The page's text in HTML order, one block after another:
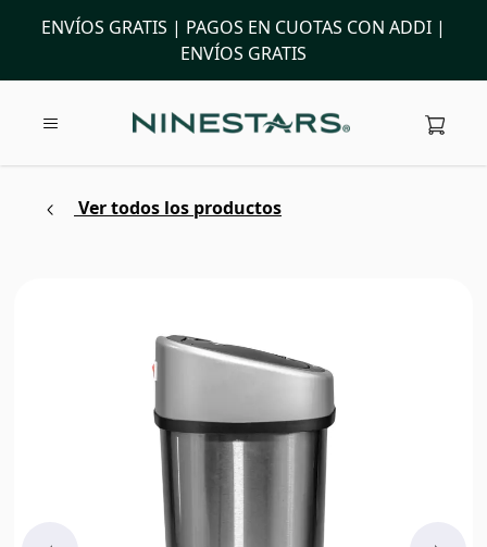
ENVÍOS GRATIS | PAGOS EN CUOTAS CON ADDI |
ENVÍOS GRATIS
Ver todos los productos